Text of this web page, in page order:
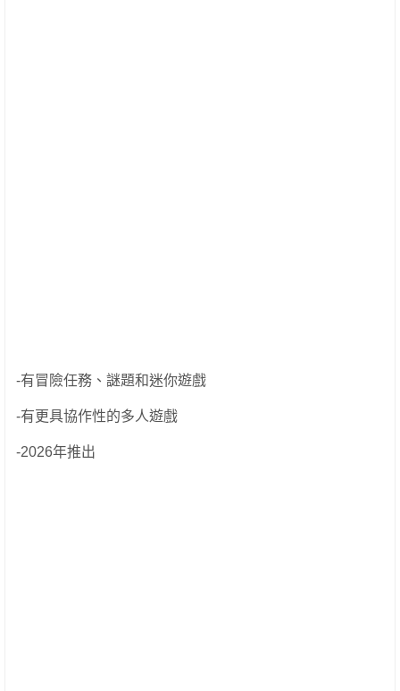
-有冒險任務、謎題和迷你遊戲
-有更具協作性的多人遊戲
-2026年推出